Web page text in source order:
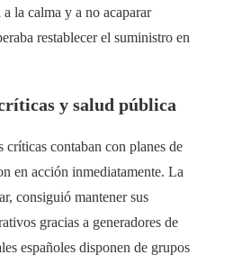
la calma y a no acaparar
restablecer el suministro en
y salud pública
críticas contaban con planes de
en acción inmediatamente. La
consiguió mantener sus
gracias a generadores de
españoles disponen de grupos